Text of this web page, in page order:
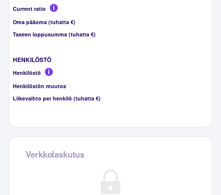
Current ratio
Oma pääoma (tuhatta €)
Taseen loppusumma (tuhatta €)
HENKILÖSTÖ
Henkilöstö
Henkilöstön muutos
Liikevaihto per henkilö (tuhatta €)
Verkkolaskutus